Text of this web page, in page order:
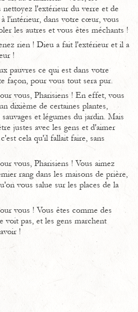
nettoyez l'extérieur du verre et de
à l'intérieur, dans votre cœur, vous
les autres et vous êtes méchants !
rien ! Dieu a fait l'extérieur et il a
!
pauvres ce qui est dans votre
façon, pour vous tout sera pur.
vous, Pharisiens ! En effet, vous
dixième de certaines plantes,
et légumes du jardin. Mais
justes avec les gens et d'aimer
cela qu'il fallait faire, sans
vous, Pharisiens ! Vous aimez
rang dans les maisons de prière,
vous salue sur les places de la
vous ! Vous êtes comme des
voit pas, et les gens marchent
!